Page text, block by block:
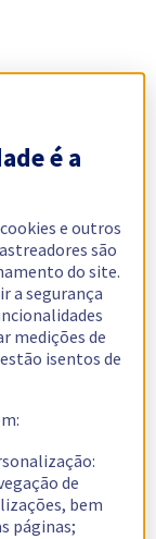
é a
e outros
são
do site.
a segurança
medições de
isentos de
de
bem
páginas;